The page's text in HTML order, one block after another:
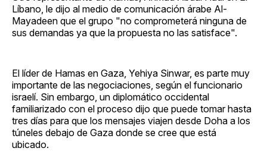
Líbano, le dijo al medio de comunicación árabe Al-
Mayadeen que el grupo "no comprometerá ninguna de
sus demandas ya que la propuesta no las satisface".
El líder de Hamas en Gaza, Yehiya Sinwar, es parte muy
importante de las negociaciones, según el funcionario
israelí. Sin embargo, un diplomático occidental
familiarizado con el proceso dijo que puede tomar hasta
tres días para que los mensajes viajen desde Doha a los
túneles debajo de Gaza donde se cree que está
ubicado.